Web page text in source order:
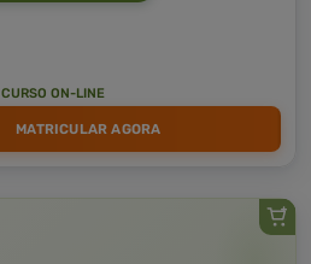
CURSO ON-LINE
MATRICULAR AGORA